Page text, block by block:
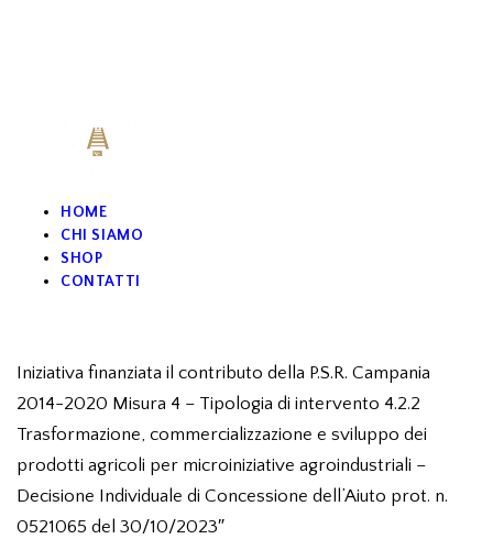
HOME
CHI SIAMO
SHOP
CONTATTI
Iniziativa finanziata il contributo della P.S.R. Campania
2014-2020 Misura 4 – Tipologia di intervento 4.2.2
Trasformazione, commercializzazione e sviluppo dei
prodotti agricoli per microiniziative agroindustriali –
Decisione Individuale di Concessione dell’Aiuto prot. n.
0521065 del 30/10/2023″